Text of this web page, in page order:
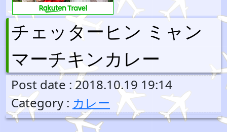
チェッターヒン ミャン
マーチキンカレー
Post date : 2018.10.19 19:14
Category : カレー